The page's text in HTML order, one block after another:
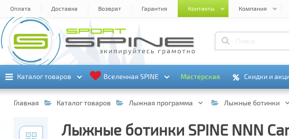
Оплата Доставка Возврат Гарантия Контакты Компания
Каталог товаров
Каталог товаров Вселенная SPINE
Вселенная SPINE Мастерская
Мастерская Скидки и
Скидки и
Главная Каталог товаров Лыжная программа Лыжные ботинки
Лыжные ботинки SPINE NNN